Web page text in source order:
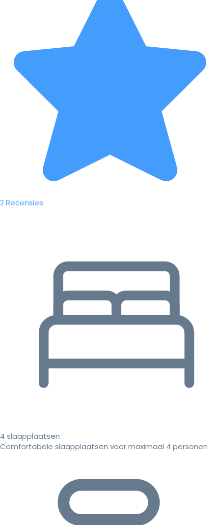
2 Recensies
4 slaapplaatsen
Comfortabele slaapplaatsen voor maximaal 4 personen